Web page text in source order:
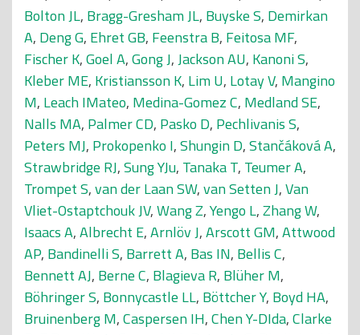
Bolton JL, Bragg-Gresham JL, Buyske S, Demirkan
A, Deng G, Ehret GB, Feenstra B, Feitosa MF,
Fischer K,Goel A,Gong J,Jackson AU, Kanoni S,
Kleber ME, Kristiansson K, Lim U, Lotay V, Mangino
M, Leach IMateo, Medina-Gomez C, Medland SE,
Nalls MA, Palmer CD, Pasko D, Pechlivanis S,
Peters MJ, Prokopenko I,Shungin D,Stančáková A,
Strawbridge RJ,Sung YJu, Tanaka T, Teumer A,
Trompet S,van der Laan SW,van Setten J,Van
Vliet-Ostaptchouk JV,Wang Z,Yengo L,Zhang W,
Isaacs A,Albrecht E,Arnlöv J,Arscott GM,Attwood
AP, Bandinelli S, Barrett A, Bas IN, Bellis C,
Bennett AJ, Berne C, Blagieva R, Blüher M,
Böhringer S, Bonnycastle LL, Böttcher Y, Boyd HA,
Bruinenberg M,Caspersen IH,Chen Y-DIda,Clarke